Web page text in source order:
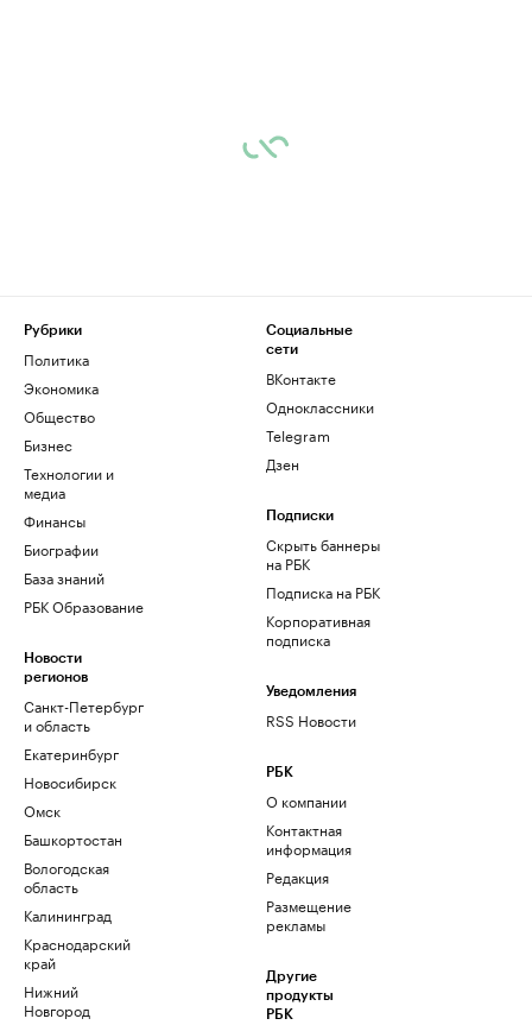
Рубрики
Политика
Экономика
Общество
Бизнес
Технологии и
медиа
Финансы
Биографии
База знаний
РБК Образование
Новости
регионов
Санкт-Петербург
и область
Екатеринбург
Новосибирск
Омск
Башкортостан
Вологодская
область
Калининград
Краснодарский
край
Нижний
Новгород
Социальные
сети
ВКонтакте
Одноклассники
Telegram
Дзен
Подписки
Скрыть баннеры
на РБК
Подписка на РБК
Корпоративная
подписка
Уведомления
RSS Новости
РБК
О компании
Контактная
информация
Редакция
Размещение
рекламы
Другие
продукты
РБК